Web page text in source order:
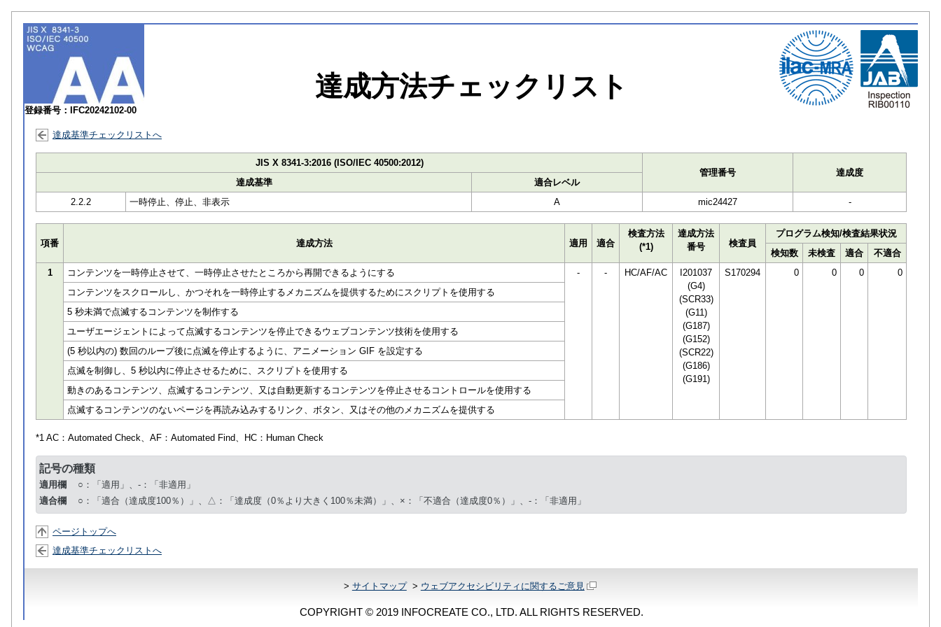
登録番号：IFC20242102-00
達成方法チェックリスト
達成基準チェックリストへ
JIS X 8341-3:2016 (ISO/IEC 40500:2012)
管理番号
達成度
達成基準
適合レベル
2.2.2
一時停止、停止、非表示 A mic24427 -
項番 達成方法 適用 適合
検査方法
(*1)
達成方法
番号
検査員
プログラム検知/検査結果状況
検知数
未検査 適合
不適合
1
コンテンツを一時停止させて、一時停止させたところから再開できるようにする - - HC/AF/AC
I201037
(G4)
(SCR33)
(G11)
(G187)
(G152)
(SCR22)
(G186)
(G191)
S170294 0 0 0
0
コンテンツをスクロールし、かつそれを一時停止するメカニズムを提供するためにスクリプトを使用する
5 秒未満で点滅するコンテンツを制作する
ユーザエージェントによって点滅するコンテンツを停止できるウェブコンテンツ技術を使用する
(5 秒以内の) 数回のループ後に点滅を停止するように、アニメーション GIF を設定する
点滅を制御し、5 秒以内に停止させるために、スクリプトを使用する
動きのあるコンテンツ、点滅するコンテンツ、又は自動更新するコンテンツを停止させるコントロールを使用する
点滅するコンテンツのないページを再読み込みするリンク、ボタン、又はその他のメカニズムを提供する
*1 AC： Automated Check、AF： Automated Find、HC： Human Check
記号の種類
適用欄
○：「適用」、-：「非適用」
適合欄
○：「適合（達成度100％）」、△：「達成度（0％より大きく100％未満）」、×：「不適合（達成度0％）」、-：「非適用」
ページトップへ
達成基準チェックリストへ
> サイトマップ> ウェブアクセシビリティに関するご意見
COPYRIGHT © 2019 INFOCREATE CO., LTD. ALL RIGHTS RESERVED.